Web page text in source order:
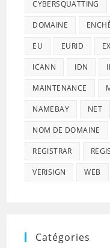
CYBERSQUATTING
DOMAINE
EU EURID
ICANN IDN
MAINTENANCE
NAMEBAY NET
NOM DE DOMAINE
REGISTRAR
VERISIGN WEB
Catégories